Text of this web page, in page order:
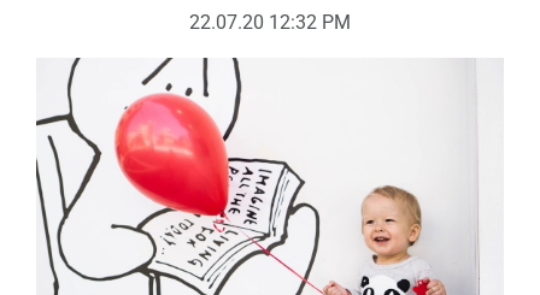
22.07.20 12:32 PM